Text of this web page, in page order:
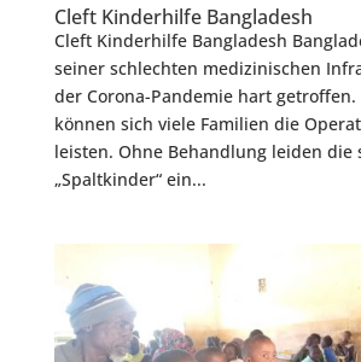
Cleft Kinderhilfe Bangladesh
Cleft Kinderhilfe Bangladesh
seiner schlechten medizinischen
der Corona-Pandemie hart getroffen.
können sich viele Familien die
leisten. Ohne Behandlung leiden die
„Spaltkinder“ ein...